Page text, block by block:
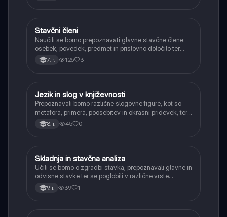
kompleksnejših besedil ter natančnejše izražanje
Slovenščina
Stavčni členi
Naučili se bomo prepoznavati glavne stavčne člene:
osebek, povedek, predmet in prislovno določilo ter
njihovo vlogo v povedi.
7. r. 125 3
Slovenščina
Jezik in slog v književnosti
Prepoznavali bomo različne slogovne figure, kot so
metafora, primera, poosebitev in okrasni pridevek, ter
razumeli njihov pomen pri ustvarjanju vzdušja in
sporočila.
8. r. 45 0
Slovenščina
Skladnja in stavčna analiza
Učili se bomo o zgradbi stavka, prepoznavali glavne in
odvisne stavke ter se poglobili v različne vrste
odvisnikov. Razumeli bomo, kako se stavki
povezujejo v smiselne celote in kako jih pravilno
9. r. 39 1